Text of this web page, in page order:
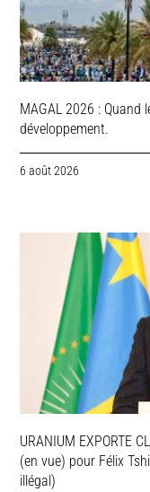
MAGAL 2026 : Quand
développement.
6 août 2026
URANIUM EXPORTE
(en vue) pour Félix
illégal)